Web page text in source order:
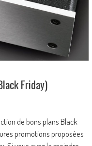
Friday)
de bons plans Black
promotions proposées